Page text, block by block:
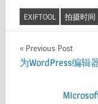
EXIFTOOL 拍摄时间
文
章
Previous Post
为WordPress编辑